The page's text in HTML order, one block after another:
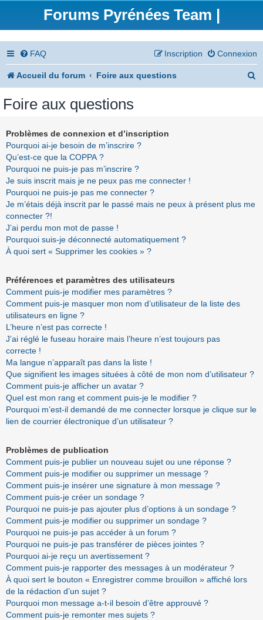
Forums Pyrénées Team |
FAQ Connexion
Inscription
Accueil du forum Foire aux questions
Foire aux questions
Problèmes de connexion et d’inscription
Pourquoi ai-je besoin de m’inscrire ?
Qu’est-ce que la COPPA ?
Pourquoi ne puis-je pas m’inscrire ?
Je suis inscrit mais je ne peux pas me connecter !
Pourquoi ne puis-je pas me connecter ?
Je m’étais déjà inscrit par le passé mais ne peux à présent plus me
connecter ?!
J’ai perdu mon mot de passe !
Pourquoi suis-je déconnecté automatiquement ?
À quoi sert « Supprimer les cookies » ?
Préférences et paramètres des utilisateurs
Comment puis-je modifier mes paramètres ?
Comment puis-je masquer mon nom d’utilisateur de la liste des
utilisateurs en ligne ?
L’heure n’est pas correcte !
J’ai réglé le fuseau horaire mais l’heure n’est toujours pas
correcte !
Ma langue n’apparaît pas dans la liste !
Que signifient les images situées à côté de mon nom d’utilisateur ?
Comment puis-je afficher un avatar ?
Quel est mon rang et comment puis-je le modifier ?
Pourquoi m’est-il demandé de me connecter lorsque je clique sur le
lien de courrier électronique d’un utilisateur ?
Problèmes de publication
Comment puis-je publier un nouveau sujet ou une réponse ?
Comment puis-je modifier ou supprimer un message ?
Comment puis-je insérer une signature à mon message ?
Comment puis-je créer un sondage ?
Pourquoi ne puis-je pas ajouter plus d’options à un sondage ?
Comment puis-je modifier ou supprimer un sondage ?
Pourquoi ne puis-je pas accéder à un forum ?
Pourquoi ne puis-je pas transférer de pièces jointes ?
Pourquoi ai-je reçu un avertissement ?
Comment puis-je rapporter des messages à un modérateur ?
À quoi sert le bouton « Enregistrer comme brouillon » affiché lors
de la rédaction d’un sujet ?
Pourquoi mon message a-t-il besoin d’être approuvé ?
Comment puis-je remonter mes sujets ?